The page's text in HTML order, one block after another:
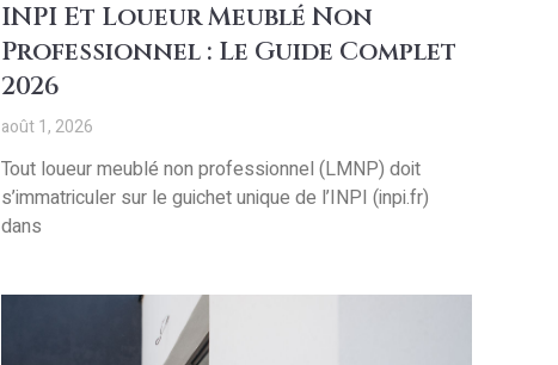
INPI Et Loueur Meublé Non
Professionnel : Le Guide Complet
2026
août 1, 2026
Tout loueur meublé non professionnel (LMNP) doit
s’immatriculer sur le guichet unique de l’INPI (inpi.fr)
dans